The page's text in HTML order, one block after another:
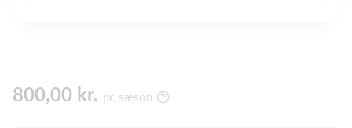
800,00 kr. pr. sæson